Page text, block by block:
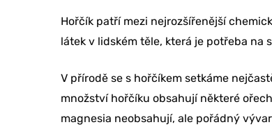
Hořčík patří mezi nejrozšířenější
látek v lidském těle, která je potřeba
V přírodě se s hořčíkem setkáme
množství hořčíku obsahují některé
magnesia neobsahují, ale pořádný